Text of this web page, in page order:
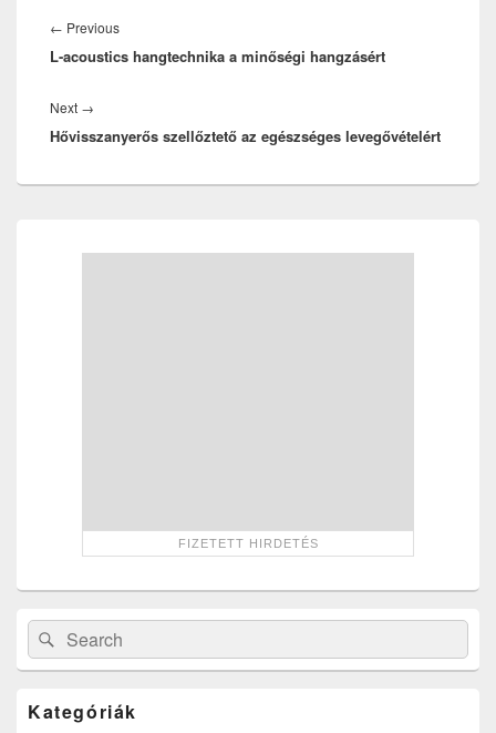
navigáció
← PreviousPrevious
post:
L-acoustics hangtechnika a minőségi hangzásért
Next →
post:
Hővisszanyerős szellőztető az egészséges levegővételért
Search
for:
Search
Kategóriák